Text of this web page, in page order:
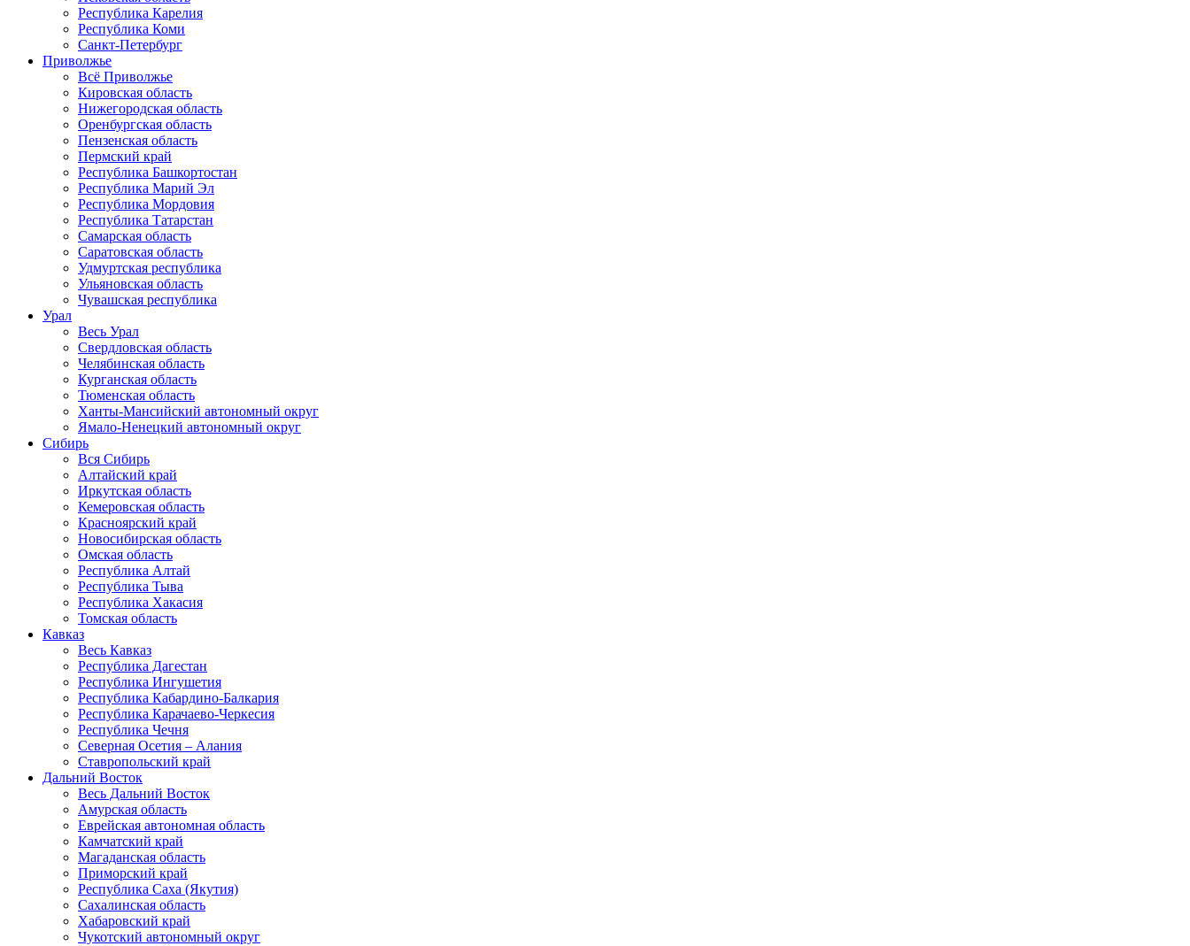
Республика Карелия
Республика Коми
Санкт-Петербург
Приволжье
Всё Приволжье
Кировская область
Нижегородская область
Оренбургская область
Пензенская область
Пермский край
Республика Башкортостан
Республика Марий Эл
Республика Мордовия
Республика Татарстан
Самарская область
Саратовская область
Удмуртская республика
Ульяновская область
Чувашская республика
Урал
Весь Урал
Свердловская область
Челябинская область
Курганская область
Тюменская область
Ханты-Мансийский автономный округ
Ямало-Ненецкий автономный округ
Сибирь
Вся Сибирь
Алтайский край
Иркутская область
Кемеровская область
Красноярский край
Новосибирская область
Омская область
Республика Алтай
Республика Тыва
Республика Хакасия
Томская область
Кавказ
Весь Кавказ
Республика Дагестан
Республика Ингушетия
Республика Кабардино-Балкария
Республика Карачаево-Черкесия
Республика Чечня
Северная Осетия – Алания
Ставропольский край
Дальний Восток
Весь Дальний Восток
Амурская область
Еврейская автономная область
Камчатский край
Магаданская область
Приморский край
Республика Саха (Якутия)
Сахалинская область
Хабаровский край
Чукотский автономный округ